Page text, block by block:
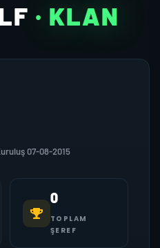
· KLAN
07-08-2015
0
TOPLAM
ŞEREF